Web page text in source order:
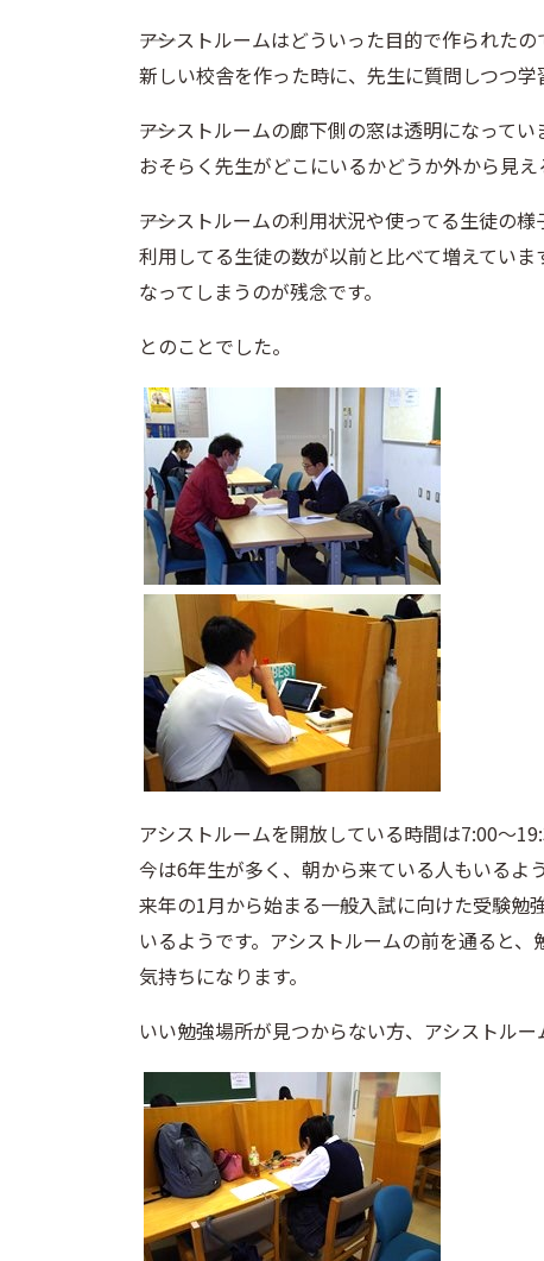
――アシストルームはどういった目的で作られたの
新しい校舎を作った時に、先生に質問しつつ学
――アシストルームの廊下側の窓は透明になって
おそらく先生がどこにいるかどうか外から見
――アシストルームの利用状況や使ってる生徒の
利用してる生徒の数が以前と比べて増えてい
なってしまうのが残念です。
とのことでした。
アシストルームを開放している時間は7:00～
今は6年生が多く、朝から来ている人もいるよう
来年の1月から始まる一般入試に向けた受験勉
いるようです。アシストルームの前を通ると
気持ちになります。
いい勉強場所が見つからない方、アシストル